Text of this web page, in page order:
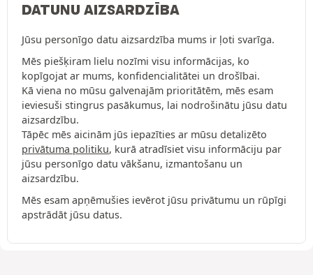
DATUNU AIZSARDZĪBA
Jūsu personīgo datu aizsardzība mums ir ļoti svarīga.
Mēs piešķiram lielu nozīmi visu informācijas, ko
kopīgojat ar mums, konfidencialitātei un drošībai.
Kā viena no mūsu galvenajām prioritātēm, mēs esam
ieviesuši stingrus pasākumus, lai nodrošinātu jūsu datu
aizsardzību.
Tāpēc mēs aicinām jūs iepazīties ar mūsu detalizēto
privātuma politiku, kurā atradīsiet visu informāciju par
jūsu personīgo datu vākšanu, izmantošanu un
aizsardzību.
Mēs esam apņēmušies ievērot jūsu privātumu un rūpīgi
apstrādāt jūsu datus.